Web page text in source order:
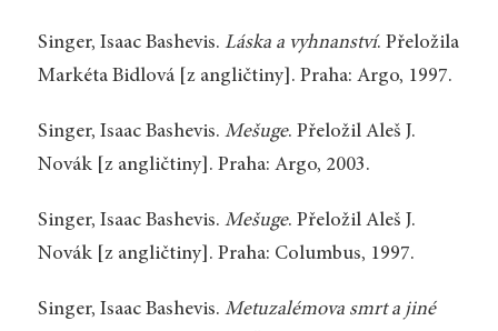
Singer, Isaac Bashevis. Láska a vyhnanství. Přeložila
Markéta Bidlová [z angličtiny]. Praha: Argo, 1997.
Singer, Isaac Bashevis. Mešuge. Přeložil Aleš J.
Novák [z angličtiny]. Praha: Argo, 2003.
Singer, Isaac Bashevis. Mešuge. Přeložil Aleš J.
Novák [z angličtiny]. Praha: Columbus, 1997.
Singer, Isaac Bashevis. Metuzalémova smrt a jiné